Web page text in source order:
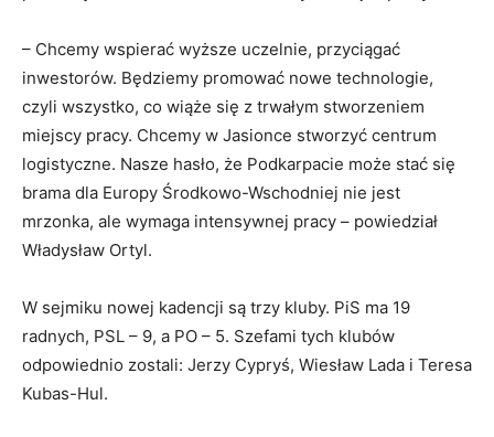
– Chcemy wspierać wyższe uczelnie, przyciągać
inwestorów. Będziemy promować nowe technologie,
czyli wszystko, co wiąże się z trwałym stworzeniem
miejscy pracy. Chcemy w Jasionce stworzyć centrum
logistyczne. Nasze hasło, że Podkarpacie może stać się
brama dla Europy Środkowo-Wschodniej nie jest
mrzonka, ale wymaga intensywnej pracy – powiedział
Władysław Ortyl.
W sejmiku nowej kadencji są trzy kluby. PiS ma 19
radnych, PSL – 9, a PO – 5. Szefami tych klubów
odpowiednio zostali: Jerzy Cypryś, Wiesław Lada i Teresa
Kubas-Hul.